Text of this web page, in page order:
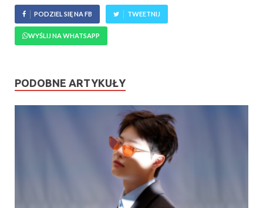
PODZIEL SIĘ NA FB TWEETNIJ
WYŚLIJ NA WHATSAPP
PODOBNE ARTYKUŁY